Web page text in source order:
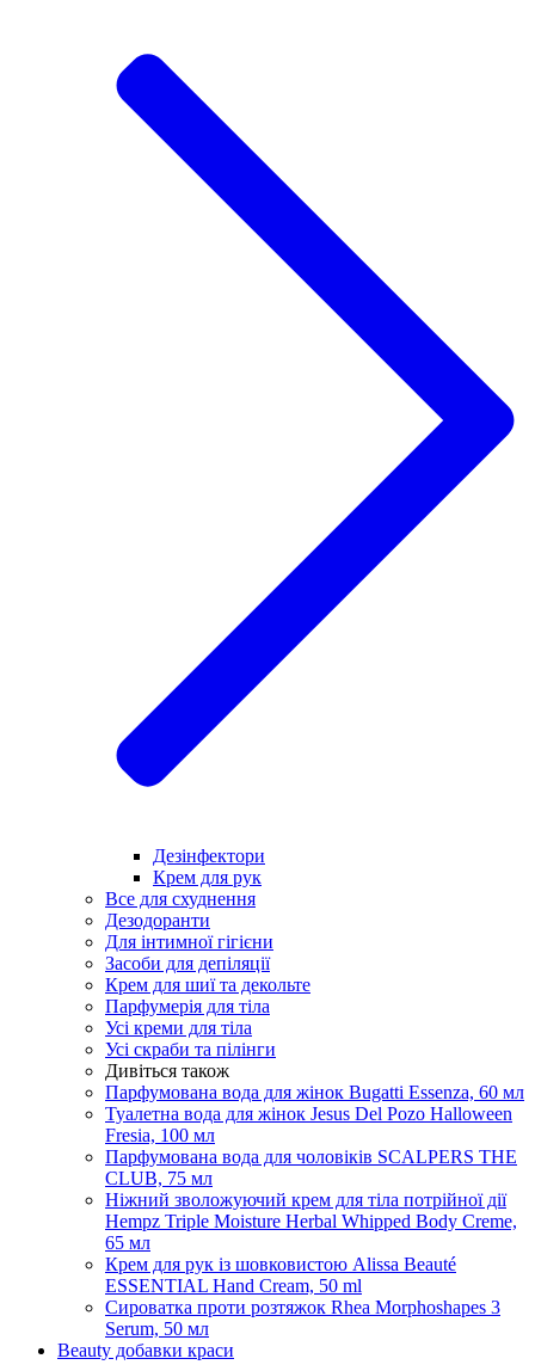
Дезінфектори
Крем для рук
Все для схуднення
Дезодоранти
Для інтимної гігієни
Засоби для депіляції
Крем для шиї та декольте
Парфумерія для тіла
Усі креми для тіла
Усі скраби та пілінги
Дивіться також
Парфумована вода для жінок Bugatti Essenza, 60 мл
Туалетна вода для жінок Jesus Del Pozo Halloween
Fresia, 100 мл
Парфумована вода для чоловіків SCALPERS THE
CLUB, 75 мл
Ніжний зволожуючий крем для тіла потрійної дії
Hempz Triple Moisture Herbal Whipped Body Creme,
65 мл
Крем для рук із шовковистою Alissa Beauté
ESSENTIAL Hand Cream, 50 ml
Сироватка проти розтяжок Rhea Morphoshapes 3
Serum, 50 мл
Beauty добавки краси